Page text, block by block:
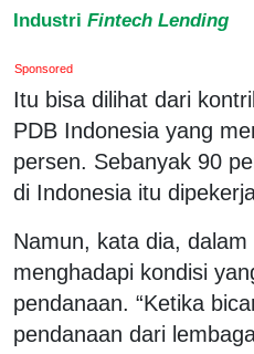
Industri Fintech Lending
Sponsored
Itu bisa dilihat dari
PDB Indonesia yang
persen. Sebanyak 90
di Indonesia itu
Namun, kata dia,
menghadapi kondisi
pendanaan. “Ketika
pendanaan dari